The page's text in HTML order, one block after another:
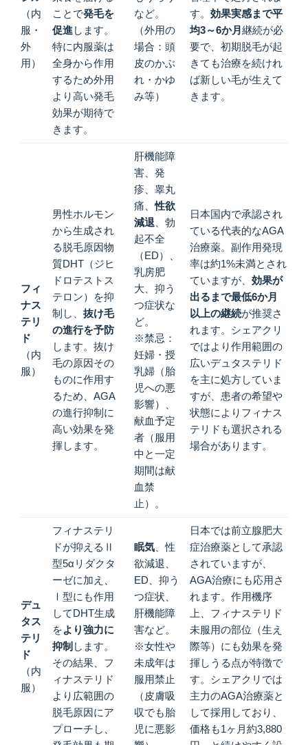
（内
服・
外
用）
ことで発毛を
促進 します。
特に内服薬は
全身から作用
するため外用
より高い発毛
効果が期待で
きます。
など。
（外用の
場合：頭
皮のかぶ
れ・かゆ
み等）
す。 効果実感まで平
均3～6か月 継続が必
要で、初期脱毛が起
きても治療を続けれ
ば新しい毛が生えて
きます。
フィ
ナス
テリ
ド
（内
服）
男性ホルモン
から生成され
る脱毛原因物
質DHT（ジヒ
ドロテストス
テロン）を抑
制し、 抜け毛
の進行を予防
します。抜け
毛の原因その
ものに作用す
るため、AGA
の進行抑制に
高い効果を発
揮します。
肝機能障
害、発
疹、睾丸
痛、性欲
減退 、勃
起不全
（ED）、
乳房肥
大、抑う
つ症状な
ど。
※禁忌：
妊婦・授
乳婦（胎
児への悪
影響）、
献血予定
者（服用
中と一定
期間は献
血禁
止）。
日本国内で承認され
ている代表的なAGA
治療薬。副作用発現
率は約1%未満とされ
ていますが、 効果が
出るまで最低6か月
以上の継続が推奨さ
れます。シェアクリ
ではより作用範囲の
広いデュタステリド
を主に処方していま
すが、患者の希望や
状態によりフィナス
テリドも選択される
場合があります。
デュ
タス
テリ
ド
（内
服）
フィナステリ
ドが抑えるⅡ
型5αリダクタ
ーゼに加え、
Ⅰ型にも作用
してDHT生成
をより強力に
抑制 します。
その結果、フ
ィナステリド
より広範囲の
脱毛原因にア
プローチし、
眠気、性
欲減退、
ED、抑う
つ症状、
肝機能障
害など。
※女性や
未成年は
服用禁止
（皮膚吸
収でも胎
児に悪影
日本では前立腺肥大
症治療薬として承認
されていますが、
AGA治療にも応用さ
れます。作用機序
上、フィナステリド
未服用の部位（生え
際等）にも効果を発
揮しうる点が特徴で
す。シェアクリでは
主力のAGA治療薬と
して採用しており、
価格も1ヶ月約3,880